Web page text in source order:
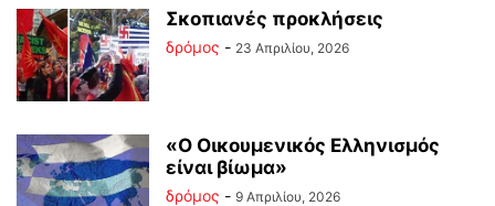
Σκοπιανές προκλήσεις
δρόμος - 23 Απριλίου, 2026
«Ο Οικουμενικός Ελληνισμός
είναι βίωμα»
δρόμος - 9 Απριλίου, 2026